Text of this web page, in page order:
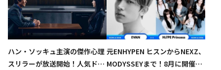
ハン・ソッキュ主演の傑作心理
スリラーが放送開始！人気ドラ
元ENHYPEN ヒスンからNEXZ、
MODYSSEYまで！8月に開催